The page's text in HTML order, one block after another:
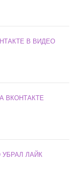
В ВИДЕО
ВКОНТАКТЕ
ЛАЙК